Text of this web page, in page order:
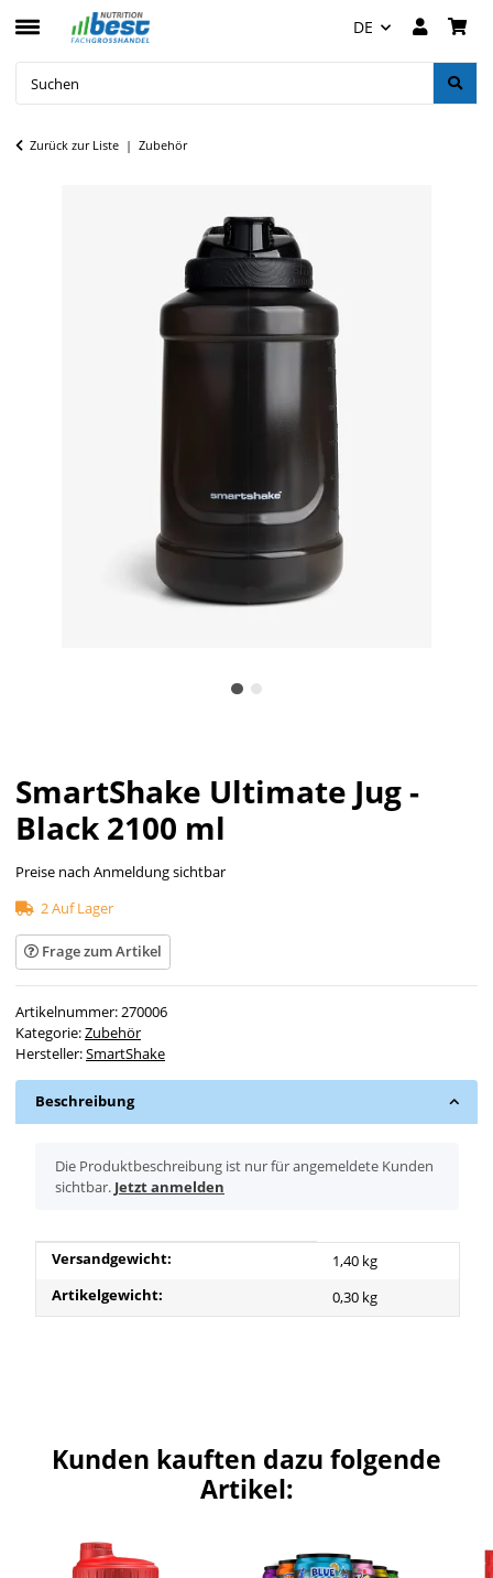
DE
Zurück zur Liste Zubehör
SmartShake Ultimate Jug -
Black 2100 ml
Preise nach Anmeldung sichtbar
2 Auf Lager
Frage zum Artikel
Artikelnummer:270006
Kategorie:Zubehör
Hersteller:SmartShake
Beschreibung
x
Die Produktbeschreibung ist nur für angemeldete Kunden
sichtbar. Jetzt anmelden
Produkteigenschaft
Wert
Versandgewicht:
1,40 kg
Artikelgewicht:
0,30 kg
Kunden kauften dazu folgende
Artikel: